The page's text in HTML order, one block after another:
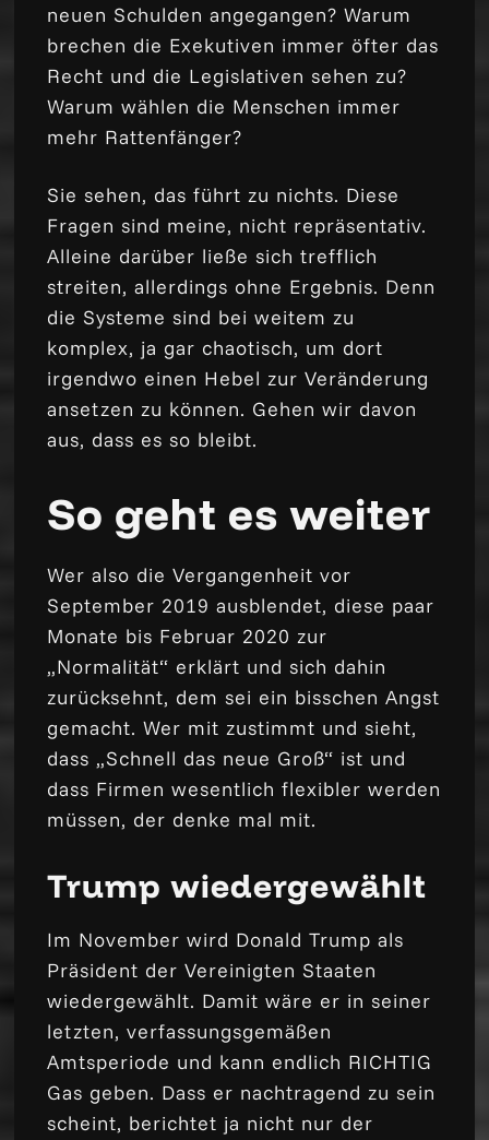
neuen Schulden angegangen? Warum
brechen die Exekutiven immer öfter das
Recht und die Legislativen sehen zu?
Warum wählen die Menschen immer
mehr Rattenfänger?
Sie sehen, das führt zu nichts. Diese
Fragen sind meine, nicht repräsentativ.
Alleine darüber ließe sich trefflich
streiten, allerdings ohne Ergebnis. Denn
die Systeme sind bei weitem zu
komplex, ja gar chaotisch, um dort
irgendwo einen Hebel zur Veränderung
ansetzen zu können. Gehen wir davon
aus, dass es so bleibt.
So geht es weiter
Wer also die Vergangenheit vor
September 2019 ausblendet, diese paar
Monate bis Februar 2020 zur
„Normalität“ erklärt und sich dahin
zurücksehnt, dem sei ein bisschen Angst
gemacht. Wer mit zustimmt und sieht,
dass „Schnell das neue Groß“ ist und
dass Firmen wesentlich flexibler werden
müssen, der denke mal mit.
Trump wiedergewählt
Im November wird Donald Trump als
Präsident der Vereinigten Staaten
wiedergewählt. Damit wäre er in seiner
letzten, verfassungsgemäßen
Amtsperiode und kann endlich RICHTIG
Gas geben. Dass er nachtragend zu sein
scheint, berichtet ja nicht nur der